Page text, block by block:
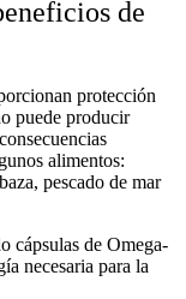
de
protección
puede producir
alimentos:
pescado de mar
cápsulas de Omega-
necesaria para la